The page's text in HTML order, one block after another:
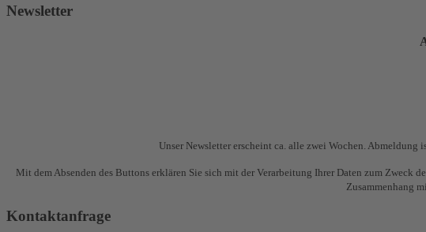
Newsletter
Unser Newsletter erscheint ca. alle zwei Wochen.
Mit dem Absenden des Buttons erklären Sie sich mit der Verarbeitung Ihrer Daten zum Zweck
Zusammenhang
Kontaktanfrage